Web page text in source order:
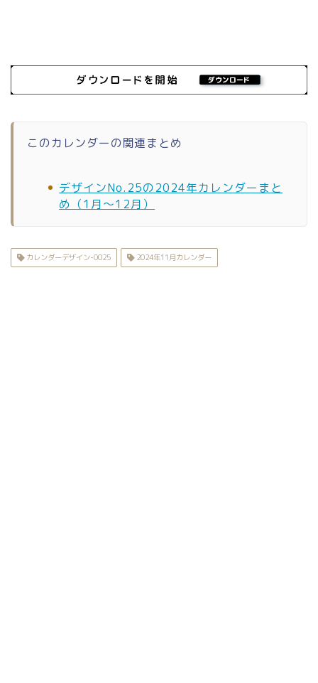
このカレンダーの関連まとめ
デザインNo.25の2024年カレンダーまと
め（1月〜12月）
カレンダーデザイン-0025 2024年11月カレンダー